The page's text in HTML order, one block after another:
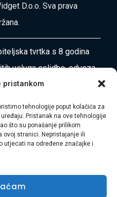
pristankom
tehnologije poput kolačića za
Pristanak na ove tehnologije
što su ponašanje prilikom
ovoj stranici. Nepristajanje ili
utjecati na određene značajke i
D.o.o. Sva prava
tvrtka s 8 godina
usluga selidbe, odvoza
okoliša diljem
i zadovoljstvo.
45, 51000 RIJEKA